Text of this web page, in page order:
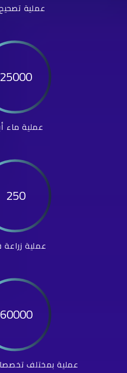
عملية
25000
عملية ماء
250
عملية زراعة
60000
عملية بمختلف